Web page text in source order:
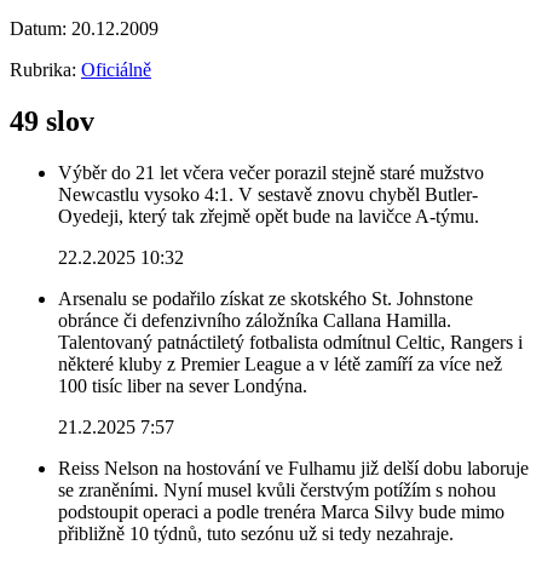
Datum: 20.12.2009
Rubrika: Oficiálně
49 slov
Výběr do 21 let včera večer porazil stejně staré mužstvo
Newcastlu vysoko 4:1. V sestavě znovu chyběl Butler-
Oyedeji, který tak zřejmě opět bude na lavičce A-týmu.
22.2.2025 10:32
Arsenalu se podařilo získat ze skotského St. Johnstone
obránce či defenzivního záložníka Callana Hamilla.
Talentovaný patnáctiletý fotbalista odmítnul Celtic, Rangers i
některé kluby z Premier League a v létě zamíří za více než
100 tisíc liber na sever Londýna.
21.2.2025 7:57
Reiss Nelson na hostování ve Fulhamu již delší dobu laboruje
se zraněními. Nyní musel kvůli čerstvým potížím s nohou
podstoupit operaci a podle trenéra Marca Silvy bude mimo
přibližně 10 týdnů, tuto sezónu už si tedy nezahraje.